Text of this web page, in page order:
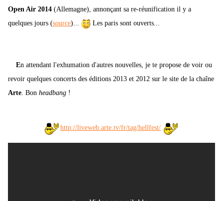
Open Air 2014 (Allemagne), annonçant sa re-réunification il y a
quelques jours (source)... Les paris sont ouverts...
En attendant l'exhumation d'autres nouvelles, je te propose de voir ou
revoir quelques concerts des éditions 2013 et 2012 sur le site de la chaîne
Arte. Bon headbang !
http://liveweb.arte.tv/fr/tag/hellfest/